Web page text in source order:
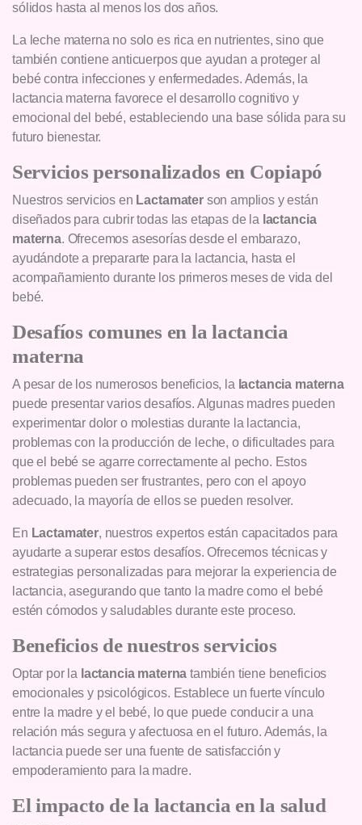
sólidos hasta al menos los dos años.
La leche materna no solo es rica en nutrientes, sino que
también contiene anticuerpos que ayudan a proteger al
bebé contra infecciones y enfermedades. Además, la
lactancia materna favorece el desarrollo cognitivo y
emocional del bebé, estableciendo una base sólida para su
futuro bienestar.
Servicios personalizados en Copiapó
Nuestros servicios en Lactamaterson amplios y están
diseñados para cubrir todas las etapas de la lactancia
materna. Ofrecemos asesorías desde el embarazo,
ayudándote a prepararte para la lactancia, hasta el
acompañamiento durante los primeros meses de vida del
bebé.
Desafíos comunes en la lactancia
materna
A pesar de los numerosos beneficios, la lactancia materna
puede presentar varios desafíos. Algunas madres pueden
experimentar dolor o molestias durante la lactancia,
problemas con la producción de leche, o dificultades para
que el bebé se agarre correctamente al pecho. Estos
problemas pueden ser frustrantes, pero con el apoyo
adecuado, la mayoría de ellos se pueden resolver.
En Lactamater, nuestros expertos están capacitados para
ayudarte a superar estos desafíos. Ofrecemos técnicas y
estrategias personalizadas para mejorar la experiencia de
lactancia, asegurando que tanto la madre como el bebé
estén cómodos y saludables durante este proceso.
Beneficios de nuestros servicios
Optar por la lactancia materna también tiene beneficios
emocionales y psicológicos. Establece un fuerte vínculo
entre la madre y el bebé, lo que puede conducir a una
relación más segura y afectuosa en el futuro. Además, la
lactancia puede ser una fuente de satisfacción y
empoderamiento para la madre.
El impacto de la lactancia en la salud